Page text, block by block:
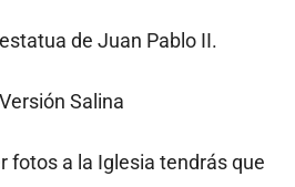
de Juan Pablo II.
fotos a la Iglesia tendrás que